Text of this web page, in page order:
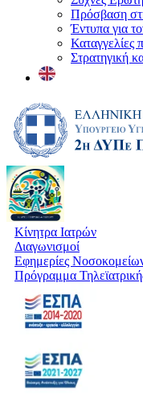
Πρόσβαση
Έντυπα για
Στρατηγική
Κίνητρα Ιατρών
Διαγωνισμοί
Εφημερίες
Πρόγραμμα